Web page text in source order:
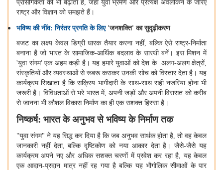
प्रासंगिकता को भी बढ़ाता है, जहाँ युवा भ्रमण और प्रत्यक्ष अवलोकन के जरिए
राष्ट्र और विज्ञान को समझते हैं।
भविष्य की नींव: निरंतर प्रगति के लिए 'जनशक्ति'का सुदृढ़ीकरण
बजट का लक्ष्य केवल डिग्री धारक तैयार करना नहीं, बल्कि ऐसे राष्ट्र-निर्माता
बनाना है जो भारत के सामाजिक-आर्थिक बदलाव के सारथी बनें। इस मिशन में
'युवा संगम' एक अहम कड़ी है। यह हमारे युवाओं को देश के अलग-अलग क्षेत्रों,
संस्कृतियों और व्यवस्थाओं से रूबरू कराकर उनकी सोच को विस्तार देता है। यह
कार्यक्रम सिखाता है कि सक्रिय भागीदारी के साथ-साथ सही नजरिया होना भी
जरूरी है। विविधताओं से भरे भारत में,अपनी जड़ों और अपनी विरासत को करीब
से जानना भी कौशल विकास निर्माण का ही एक सशक्त हिस्सा है।
निष्कर्ष: भारत के अनुभव से भविष्य के निर्माण तक
"युवा संगम" ने यह सिद्ध कर दिया है कि जब अनुभव सार्थक होता है तो वह केवल
जानकारी नहीं देता,बल्कि दृष्टिकोण को नया आकार देता है। जैसे-जैसे यह
कार्यक्रम अपने नए और अधिक सशक्त चरणों में प्रवेश कर रहा है
यह केवल
एक आदान-प्रदान मात्र नहीं रह गया है बल्कि यह भौगोलिक सीमाओं के पार